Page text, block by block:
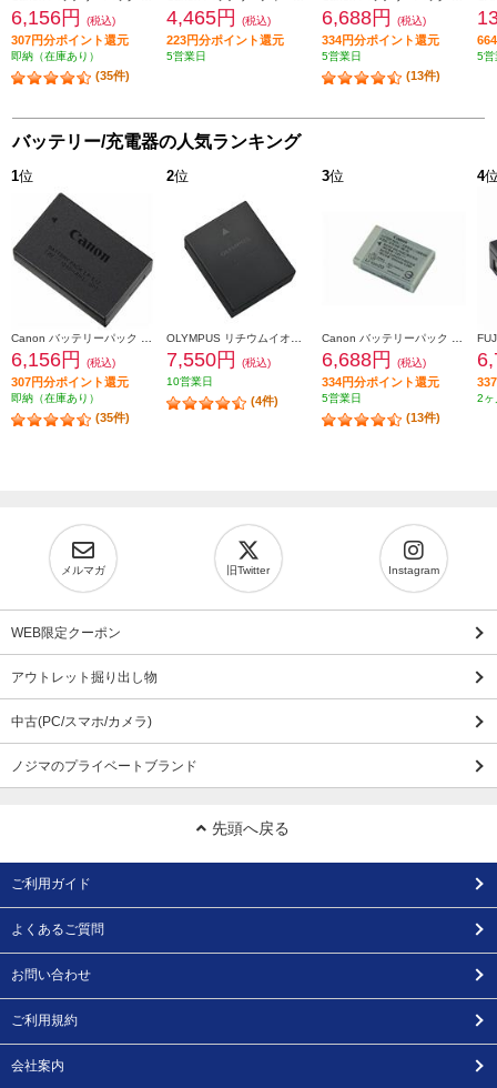
6,156円 (税込)
307円分ポイント還元
即納（在庫あり）
(35件)
4,465円 (税込)
223円分ポイント還元
5営業日
6,688円 (税込)
334円分ポイント還元
5営業日
(13件)
5営
バッテリー/充電器の人気ランキング
1位
6,156円 (税込)
307円分ポイント還元
即納（在庫あり）
(35件)
2位
7,550円
(税込)
10営業日
(4件)
3位
6,688円 (税込)
334円分ポイント還元
5営業日
(13件)
4
2ヶ
メルマガ 旧Twitter Instagram
WEB限定クーポン
アウトレット掘り出し物
中古(PC/スマホ/カメラ)
ノジマのプライベートブランド
先頭へ戻る
ご利用ガイド
よくあるご質問
お問い合わせ
ご利用規約
会社案内